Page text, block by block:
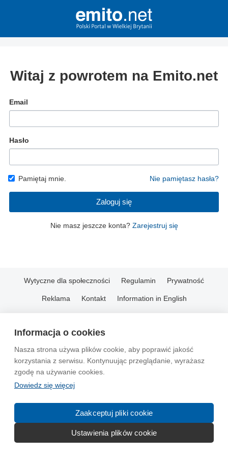
Informacja o cookies
Nasza strona używa plików cookie, aby poprawić jakość
korzystania z serwisu. Kontynuując przeglądanie, wyrażasz
zgodę na używanie cookies.
Dowiedz się więcej
Zaakceptuj pliki cookie
Ustawienia plików cookie
Witaj z powrotem na Emito.net
Email
Hasło
Pamiętaj mnie. Nie pamiętasz hasła?
Zaloguj się
Nie masz jeszcze konta? Zarejestruj się
Wytyczne dla społeczności Regulamin Prywatność
Reklama Kontakt Information in English